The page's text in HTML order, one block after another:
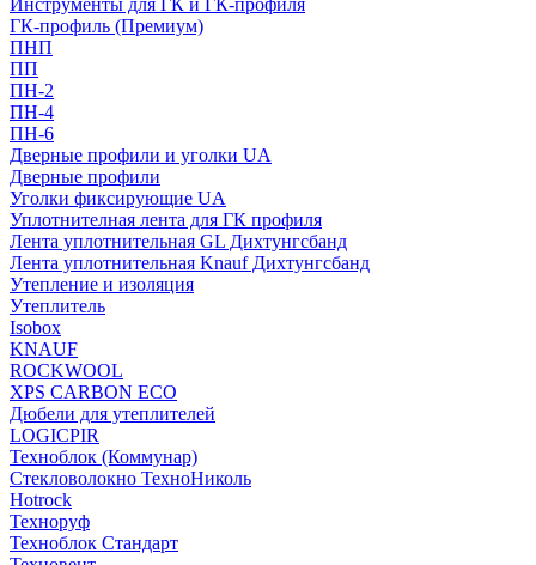
Инструменты для ГК и ГК-профиля
ГК-профиль (Премиум)
ПНП
ПП
ПН-2
ПН-4
ПН-6
Дверные профили и уголки UA
Дверные профили
Уголки фиксирующие UA
Уплотнителная лента для ГК профиля
Лента уплотнительная GL Дихтунгсбанд
Лента уплотнительная Knauf Дихтунгсбанд
Утепление и изоляция
Утеплитель
Isobox
KNAUF
ROCKWOOL
XPS CARBON ECO
Дюбели для утеплителей
LOGICPIR
Техноблок (Коммунар)
Стекловолокно ТехноНиколь
Hotrock
Технoруф
Техноблок Стандарт